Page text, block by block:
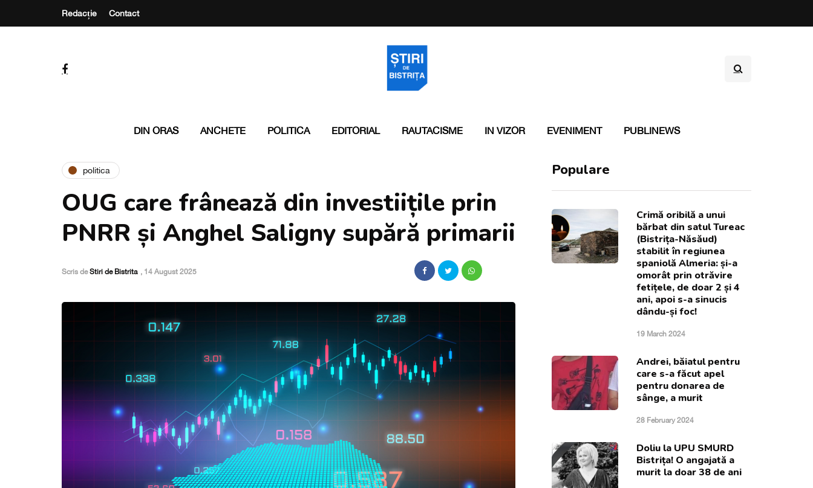
Redacție Contact
DIN ORAS ANCHETE POLITICA EDITORIAL RAUTACISME IN VIZOR EVENIMENT PUBLINEWS
politica
OUG care frânează din investiițile prin
PNRR și Anghel Saligny supără primarii
Scris deStiri de Bistrita , 14 August 2025
Populare
Crimă oribilă a unui
bărbat din satul Tureac
(Bistrița-Năsăud)
stabilit în regiunea
spaniolă Almeria: și-a
omorât prin otrăvire
fetițele, de doar 2 și 4
ani, apoi s-a sinucis
dându-și foc!
19 March 2024
Andrei, băiatul pentru
care s-a făcut apel
pentru donarea de
sânge, a murit
28 February 2024
Doliu la UPU SMURD
Bistrița! O angajată a
murit la doar 38 de ani